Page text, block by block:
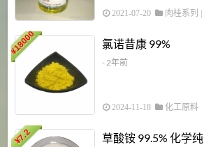
2021-07-20 肉桂系列
¥
18000 氯诺昔康 99%
- 2年前
2024-11-18 化工原料
¥
7.2 草酸铵 99.5% 化学纯